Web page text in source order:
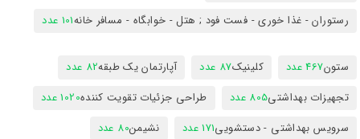
رستوران - غذا خوری - فست فود ; هتل - خوابگاه - مسافر خانه101 عدد
ستون467 عدد کلینیک87 عدد آپارتمان یک طبقه82 عدد
تجهیزات بهداشتی805 عدد طراحی جزئیات تقویت کننده1020 عدد
سرویس بهداشتی - دستشویی171 عدد نشیمن80 عدد